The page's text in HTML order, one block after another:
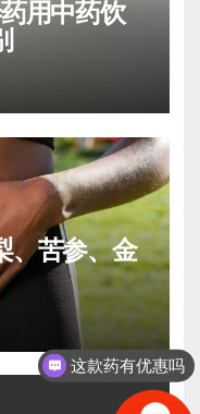
用中药饮
、苦参、金
这款药有优惠吗